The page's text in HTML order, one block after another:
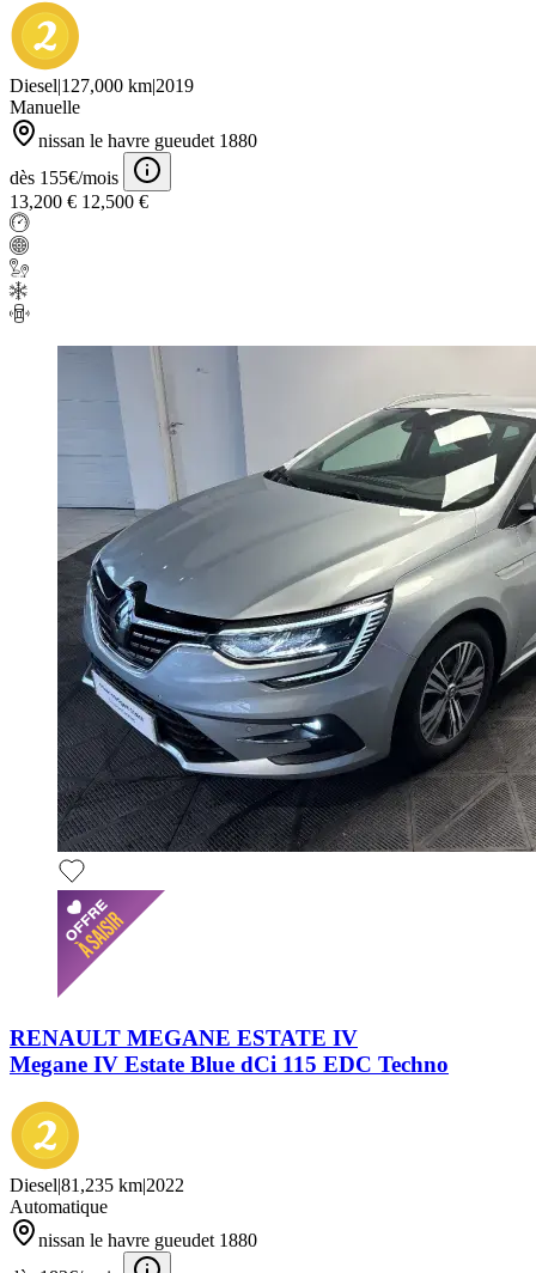
Diesel|127,000 km|2019
Manuelle
nissan le havre gueudet 1880
dès 155€/mois
13,200 € 12,500 €
RENAULT MEGANE ESTATE IV
Megane IV Estate Blue dCi 115 EDC Techno
Diesel|81,235 km|2022
Automatique
nissan le havre gueudet 1880